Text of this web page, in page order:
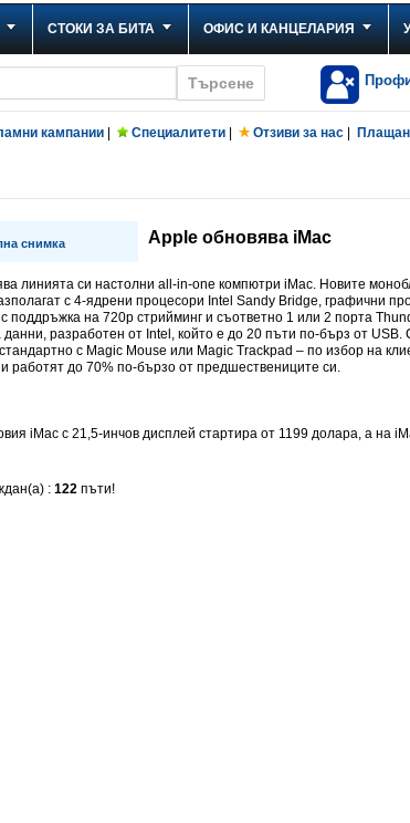
СТОКИ ЗА БИТА ОФИС И КАНЦЕЛАРИЯ
кампании Специалитети Отзиви за нас
снимка Apple обновява iMac
линията си настолни all-in-one компютри iMac. Новите
с 4-ядрени процесори Intel Sandy Bridge, графични
поддръжка на 720р стрийминг и съответно 1 или 2 порта
данни, разработен от Intel, който е до 20 пъти по-бърз от
с Magic Mouse или Magic Trackpad – по избор на
работят до 70% по-бързо от предшествениците си.
iMac с 21,5-инчов дисплей стартира от 1199 долара, а на
: 122 пъти!